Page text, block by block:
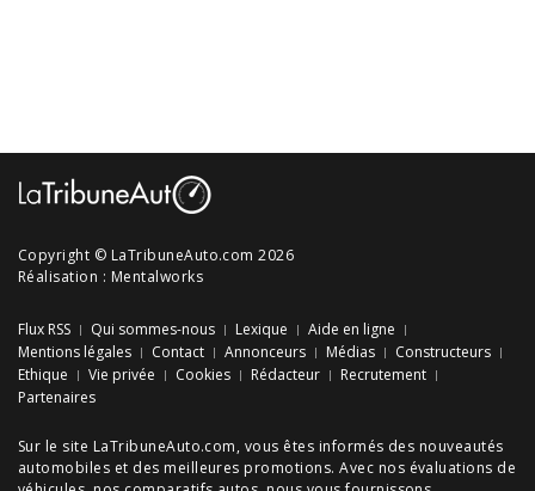
Copyright © LaTribuneAuto.com 2026
Réalisation : Mentalworks
Flux RSS Qui sommes-nous Lexique
Aide en ligne
Mentions légales
Contact Annonceurs Médias
Constructeurs
Ethique
Vie privée Cookies Rédacteur
Recrutement
Partenaires
Sur le site LaTribuneAuto.com, vous êtes informés des nouveautés
automobiles et des meilleures promotions. Avec nos évaluations de